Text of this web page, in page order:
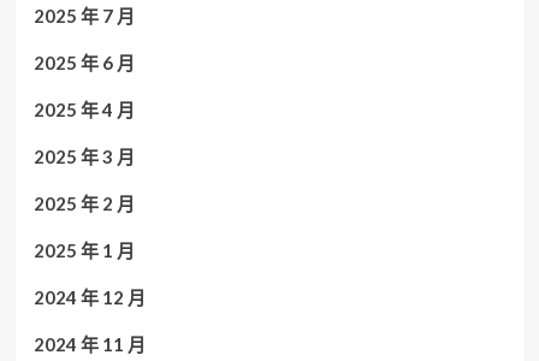
2025 年 7 月
2025 年 6 月
2025 年 4 月
2025 年 3 月
2025 年 2 月
2025 年 1 月
2024 年 12 月
2024 年 11 月